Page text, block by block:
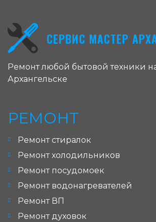
СЕРВИС МАСТЕР
Ремонт любой бытовой техники
Архангельске
РЕМОНТ
Ремонт стиралок
Ремонт холодильников
Ремонт посудомоек
Ремонт водонагревателей
Ремонт ВП
Ремонт духовок